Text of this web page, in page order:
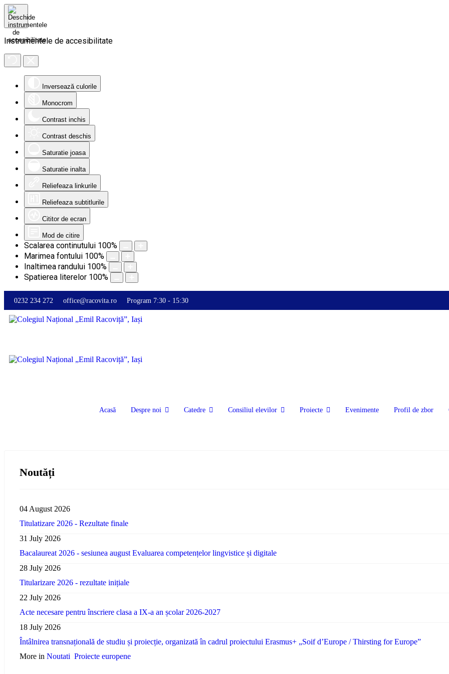
Instrumentele de accesibilitate
Inversează culorile
Monocrom
Contrast inchis
Contrast deschis
Saturatie joasa
Saturatie inalta
Reliefeaza linkurile
Reliefeaza subtitlurile
Cititor de ecran
Mod de citire
Scalarea continutului 100%
Marimea fontului 100%
Inaltimea randului 100%
Spatierea literelor 100%
0232 234 272 office@racovita.ro Program 7:30 - 15:30
Acasă Despre noi Catedre Consiliul elevilor Proiecte Evenimente Profil de zbor
Noutăți
04 August 2026
Titulatizare 2026 - Rezultate finale
31 July 2026
Bacalaureat 2026 - sesiunea august Evaluarea competențelor lingvistice și digitale
28 July 2026
Titularizare 2026 - rezultate inițiale
22 July 2026
Acte necesare pentru înscriere clasa a IX-a an școlar 2026-2027
18 July 2026
Întâlnirea transnațională de studiu și proiecție, organizată în cadrul proiectului Erasmus+ „Soif d’Europe / Thirsting for Europe”
More in Noutati Proiecte europene